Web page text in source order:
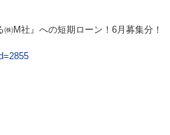
M社』への短期ローン！6月募集分！